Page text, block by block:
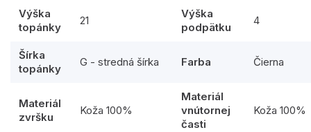
Výška
topánky
21
Výška
podpätku
4
Šírka
topánky
G - stredná šírka Farba Čierna
Materiál
zvršku
Koža 100%
Materiál
vnútornej
časti
Koža 100%